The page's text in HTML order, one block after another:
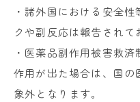
・諸外国における安全
クや副反応は報告されて
・医薬品副作用被害救
作用が出た場合は、国の
象外となります。